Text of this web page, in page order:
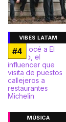
VIBES LATAM
#4
MÚSICA